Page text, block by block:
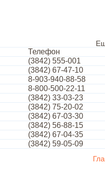
Телефон
(3842) 555-001
(3842) 67-47-10
8-903-940-88-58
8-800-500-22-11
(3842) 33-03-23
(3842) 75-20-02
(3842) 67-03-30
(3842) 56-88-15
(3842) 67-04-35
(3842) 59-05-09